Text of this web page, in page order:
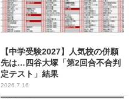
【中学受験2027】人気校の併願
先は…四谷大塚「第2回合不合判
定テスト」結果
2026.7.16